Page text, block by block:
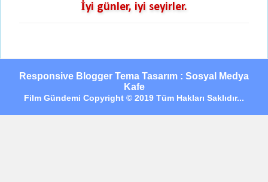
İyi günler, iyi seyirler.
Responsive Blogger Tema Tasarım : Sosyal Medya
Kafe
Film Gündemi Copyright © 2019 Tüm Hakları Saklıdır...